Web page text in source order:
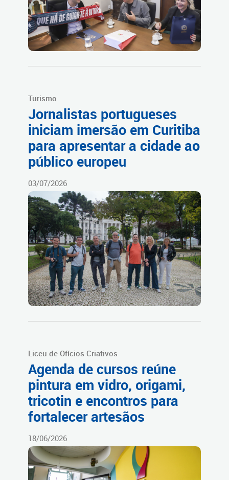
Turismo
Jornalistas portugueses
iniciam imersão em Curitiba
para apresentar a cidade ao
público europeu
03/07/2026
Liceu de Ofícios Criativos
Agenda de cursos reúne
pintura em vidro, origami,
tricotin e encontros para
fortalecer artesãos
18/06/2026